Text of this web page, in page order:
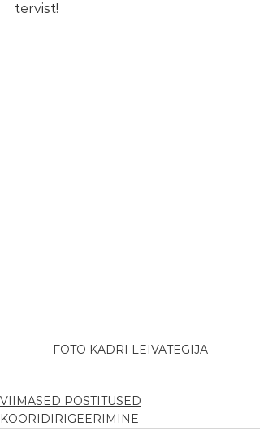
tervist!
FOTO KADRI LEIVATEGIJA
VIIMASED POSTITUSED
KOORIDIRIGEERIMINE